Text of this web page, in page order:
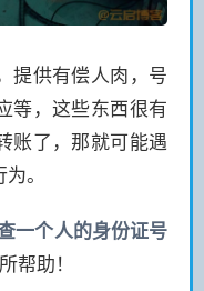
提供有偿人肉，号
等，这些东西很有
账了，那就可能遇
。
一个人的身份证号
帮助！